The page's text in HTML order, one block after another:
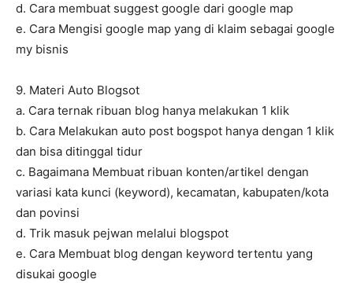
d. Cara membuat suggest google dari google map
e. Cara Mengisi google map yang di klaim sebagai google
my bisnis
9. Materi Auto Blogsot
a. Cara ternak ribuan blog hanya melakukan 1 klik
b. Cara Melakukan auto post bogspot hanya dengan 1 klik
dan bisa ditinggal tidur
c. Bagaimana Membuat ribuan konten/artikel dengan
variasi kata kunci (keyword), kecamatan, kabupaten/kota
dan povinsi
d. Trik masuk pejwan melalui blogspot
e. Cara Membuat blog dengan keyword tertentu yang
disukai google